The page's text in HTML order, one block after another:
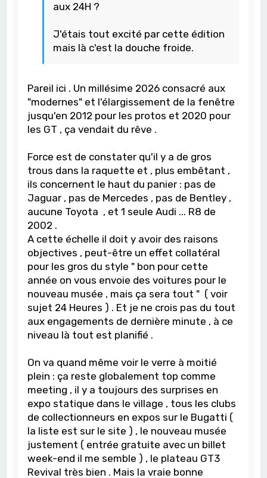
aux 24H ?
J'étais tout excité par cette édition
mais là c'est la douche froide.
Pareil ici . Un millésime 2026 consacré aux
"modernes" et l'élargissement de la fenêtre
jusqu'en 2012 pour les protos et 2020 pour
les GT , ça vendait du rêve .
Force est de constater qu'il y a de gros
trous dans la raquette et , plus embêtant ,
ils concernent le haut du panier : pas de
Jaguar , pas de Mercedes , pas de Bentley ,
aucune Toyota , et 1 seule Audi ... R8 de
2002 .
A cette échelle il doit y avoir des raisons
objectives , peut-être un effet collatéral
pour les gros du style " bon pour cette
année on vous envoie des voitures pour le
nouveau musée , mais ça sera tout " ( voir
sujet 24 Heures ) . Et je ne crois pas du tout
aux engagements de dernière minute , à ce
niveau là tout est planifié .
On va quand même voir le verre à moitié
plein : ça reste globalement top comme
meeting , il y a toujours des surprises en
expo statique dans le village , tous les clubs
de collectionneurs en expos sur le Bugatti (
la liste est sur le site ) , le nouveau musée
justement ( entrée gratuite avec un billet
week-end il me semble ) , le plateau GT3
Revival très bien . Mais la vraie bonne